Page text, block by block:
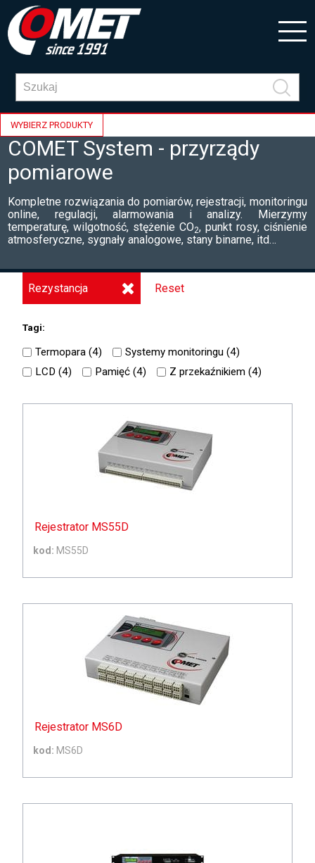
WYBIERZ PRODUKTY
COMET System - przyrządy
pomiarowe
Kompletne rozwiązania do pomiarów, rejestracji, monitoringu
online, regulacji, alarmowania i analizy. Mierzymy
temperaturę, wilgotność, stężenie CO2, punkt rosy, ciśnienie
atmosferyczne, sygnały analogowe, stany binarne, itd…
Rezystancja Reset
Tagi:
Termopara (4) Systemy monitoringu (4)
LCD (4) Pamięć (4) Z przekaźnikiem (4)
Rejestrator MS55D
kod: MS55D
Rejestrator MS6D
kod: MS6D